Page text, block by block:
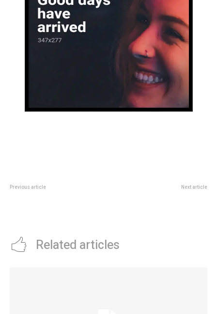
Previous article Next article
Related articles